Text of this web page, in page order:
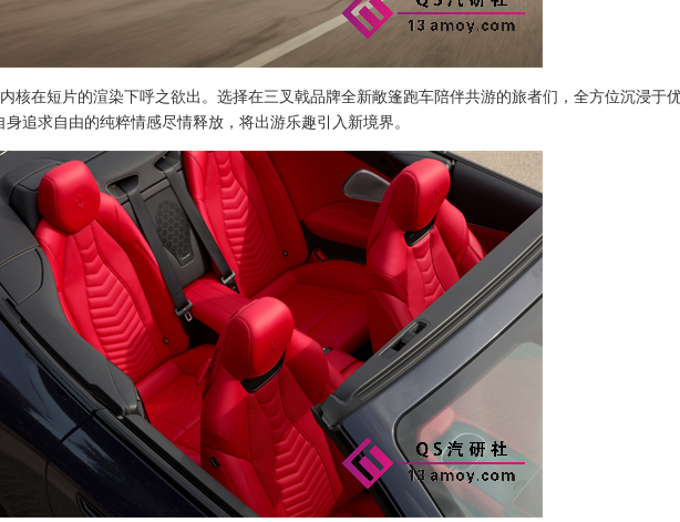
核在短片的渲染下呼之欲出。选择在三叉戟品牌全新敞篷跑车陪伴共游的旅者们，全方位沉浸于
追求自由的纯粹情感尽情释放，将出游乐趣引入新境界。